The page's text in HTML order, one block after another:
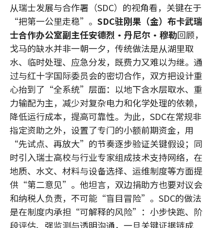
从瑞士发展与合作署（SDC）的视角看，关键在于
“把第一公里走稳”。 SDC驻刚果（金）布卡武瑞
士合作办公室副主任安德烈·丹尼尔·穆勒回顾，
戈马的缺水并非一朝一夕，传统做法是从湖里取
水、临时处理、应急分发，既费力又难以为继。通
过与红十字国际委员会的密切合作，双方把设计重
心抬到了“全系统”层面：以地下含水层取水、重
力输配为主，减少对复杂电力和化学处理的依赖，
降低运行成本，提高可靠性。为此，SDC在常规非
指定资助之外，设置了专门的小额前期资金，用
“先试点、再放大”的节奏逐步验证关键假设；同
时引入瑞士高校与行业专家组成技术支持网络，在
地质、水文、材料与设备选择、运维制度等方面提
供“第二意见”。他坦言，双边捐助方也要对议会
和纳税人负责，不可能“盲目冒险”。SDC的做法
是在制度内承担“可解释的风险”：小步快跑、阶
段评估、强监测与透明沟通，一旦关键证据链成